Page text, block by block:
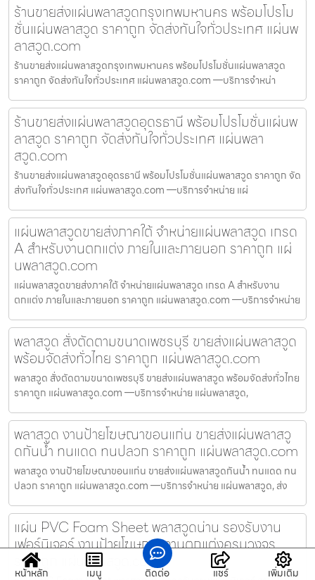
ร้านขายส่งแผ่นพลาสวูดกรุงเทพมหานคร พร้อมโปรโม
ชั่นแผ่นพลาสวูด ราคาถูก จัดส่งทันใจทั่วประเทศ แผ่นพ
ลาสวูด.com
ร้านขายส่งแผ่นพลาสวูดกรุงเทพมหานคร พร้อมโปรโมชั่นแผ่นพลาสวูด
ราคาถูก จัดส่งทันใจทั่วประเทศ แผ่นพลาสวูด.com —บริการจำหน่า
ร้านขายส่งแผ่นพลาสวูดอุดรธานี พร้อมโปรโมชั่นแผ่นพ
ลาสวูด ราคาถูก จัดส่งทันใจทั่วประเทศ แผ่นพลา
สวูด.com
ร้านขายส่งแผ่นพลาสวูดอุดรธานี พร้อมโปรโมชั่นแผ่นพลาสวูด ราคาถูก จัด
ส่งทันใจทั่วประเทศ แผ่นพลาสวูด.com —บริการจำหน่าย แผ่
แผ่นพลาสวูดขายส่งภาคใต้ จำหน่ายแผ่นพลาสวูด เกรด
A สำหรับงานตกแต่ง ภายในและภายนอก ราคาถูก แผ่
นพลาสวูด.com
แผ่นพลาสวูดขายส่งภาคใต้ จำหน่ายแผ่นพลาสวูด เกรด A สำหรับงาน
ตกแต่ง ภายในและภายนอก ราคาถูก แผ่นพลาสวูด.com —บริการจำหน่าย
พลาสวูด สั่งตัดตามขนาดเพชรบุรี ขายส่งแผ่นพลาสวูด
พร้อมจัดส่งทั่วไทย ราคาถูก แผ่นพลาสวูด.com
พลาสวูด สั่งตัดตามขนาดเพชรบุรี ขายส่งแผ่นพลาสวูด พร้อมจัดส่งทั่วไทย
ราคาถูก แผ่นพลาสวูด.com —บริการจำหน่าย แผ่นพลาสวูด,
พลาสวูด งานป้ายโฆษณาขอนแก่น ขายส่งแผ่นพลาสวู
ดกันน้ำ ทนแดด ทนปลวก ราคาถูก แผ่นพลาสวูด.com
พลาสวูด งานป้ายโฆษณาขอนแก่น ขายส่งแผ่นพลาสวูดกันน้ำ ทนแดด ทน
ปลวก ราคาถูก แผ่นพลาสวูด.com —บริการจำหน่าย แผ่นพลาสวูด, ส่ง
แผ่น PVC Foam Sheet พลาสวูดน่าน รองรับงาน
เฟอร์นิเจอร์ งานป้ายโฆษณา งานตกแต่งครบวงจร
ราคาถูก แผ่นพลาสวูด.com
หน้าหลัก เมนู ติดต่อ แชร์ เพิ่มเติม